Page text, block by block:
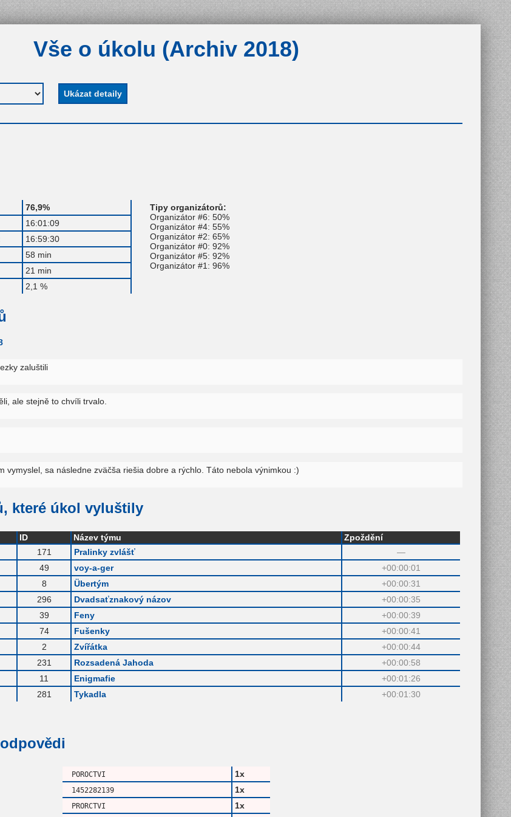
Vše o úkolu (Archiv 2018)
76,9%
Tipy organizátorů:
Organizátor #6: 50%
Organizátor #4: 55%
Organizátor #2: 65%
Organizátor #0: 92%
Organizátor #5: 92%
Organizátor #1: 96%
16:01:09
16:59:30
58 min
21 min
2,1 %
zaluštili
ale stejně to chvíli trvalo.
vymyslel, sa následne zväčša riešia dobre a rýchlo. Táto nebola výnimkou :)
které úkol vyluštily
ID Název týmu
Zpoždění
171 Pralinky zvlášť
—
49 voy-a-ger
+00:00:01
8 Übertým
+00:00:31
296 Dvadsaťznakový názov
+00:00:35
39 Feny
+00:00:39
74 Fušenky
+00:00:41
2 Zvířátka
+00:00:44
231 Rozsadená Jahoda
+00:00:58
11 Enigmafie
+00:01:26
281 Tykadla +00:01:30
POROCTVI 1x
1452282139 1x
PRORCTVI
1x